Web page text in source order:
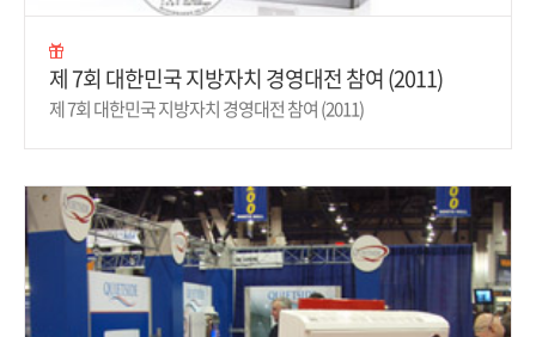
제 7회 대한민국 지방자치 경영대전 참여 (2011)
제 7회 대한민국 지방자치 경영대전 참여 (2011)